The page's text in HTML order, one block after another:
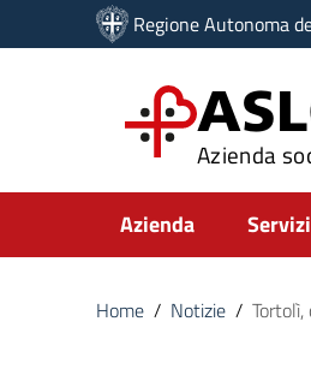
Vai ai contenuti
Vai al menu di navigazione
Regione Autonoma
ASL
Azienda
Submenu
Azienda Servizi
Home / Notizie /